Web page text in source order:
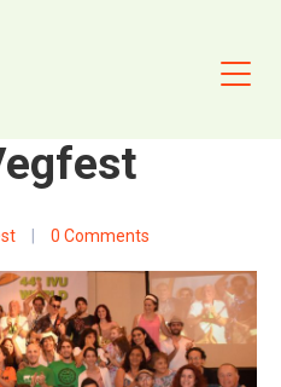
0 Comments